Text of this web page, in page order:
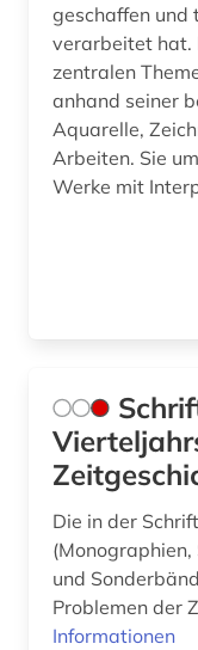
geschaffen und
verarbeitet hat.
zentralen
anhand seiner
Aquarelle,
Arbeiten. Sie
Werke mit
Die in der
und
Problemen der
Informationen